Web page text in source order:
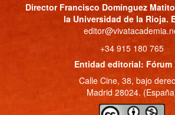
Director Francisco Domínguez Matito
la Universidad de la Rioja.
+34 915 180 765
Entidad editorial: Fórum
Calle Cine, 38, bajo
Madrid 28024.